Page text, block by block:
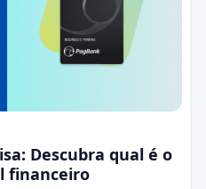
Descubra qual é o
financeiro